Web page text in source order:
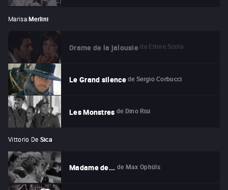
Marisa Merlini
Drame de la jalousie de Ettore Scola
Le Grand silence de Sergio Corbucci
Les Monstres de Dino Risi
Vittorio De Sica
Madame de... de Max Ophüls